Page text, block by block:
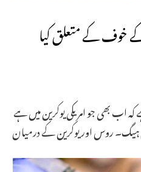
خوف کے متعلق کیا
کہ اب بھی جو امریکی یوکرین میں ہے
ہیگ۔ روس اور یوکرین کے درمیان